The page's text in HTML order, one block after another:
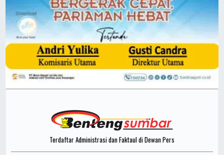
Terdaftar Administrasi dan Faktaul di Dewan Pers